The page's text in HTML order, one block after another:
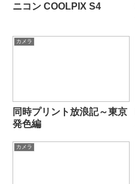
ニコン COOLPIX S4
カメラ
同時プリント放浪記～東京
発色編
カメラ